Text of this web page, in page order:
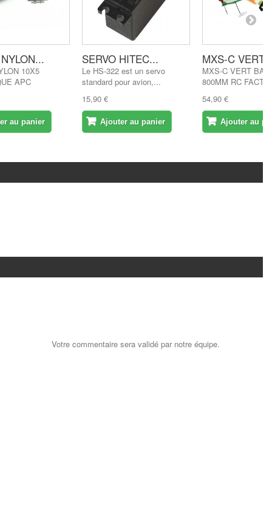
10X5
APC
au panier
SERVO HITEC...
Le HS-322 est un servo
standard pour avion,...
15,90 €
Ajouter au panier
MXS-C VERT...
MXS-C VERT
800MM RC
54,90 €
Ajouter au
Votre commentaire sera validé par notre équipe.